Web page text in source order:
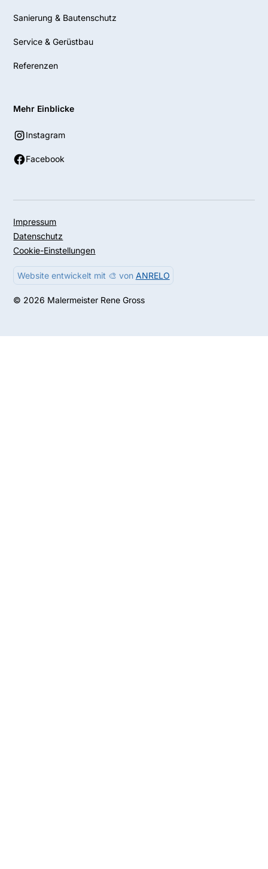
Sanierung & Bautenschutz
Service & Gerüstbau
Referenzen
Mehr Einblicke
Instagram
Facebook
© 2026 Malermeister Rene Gross
Website entwickelt mit 🎨 von ANRELO
Impressum
Datenschutz
Cookie-Einstellungen